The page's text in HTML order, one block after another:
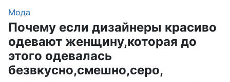
Мода
Почему если дизайнеры красиво
одевают женщину,которая до
этого одевалась
безвкусно,смешно,серо,